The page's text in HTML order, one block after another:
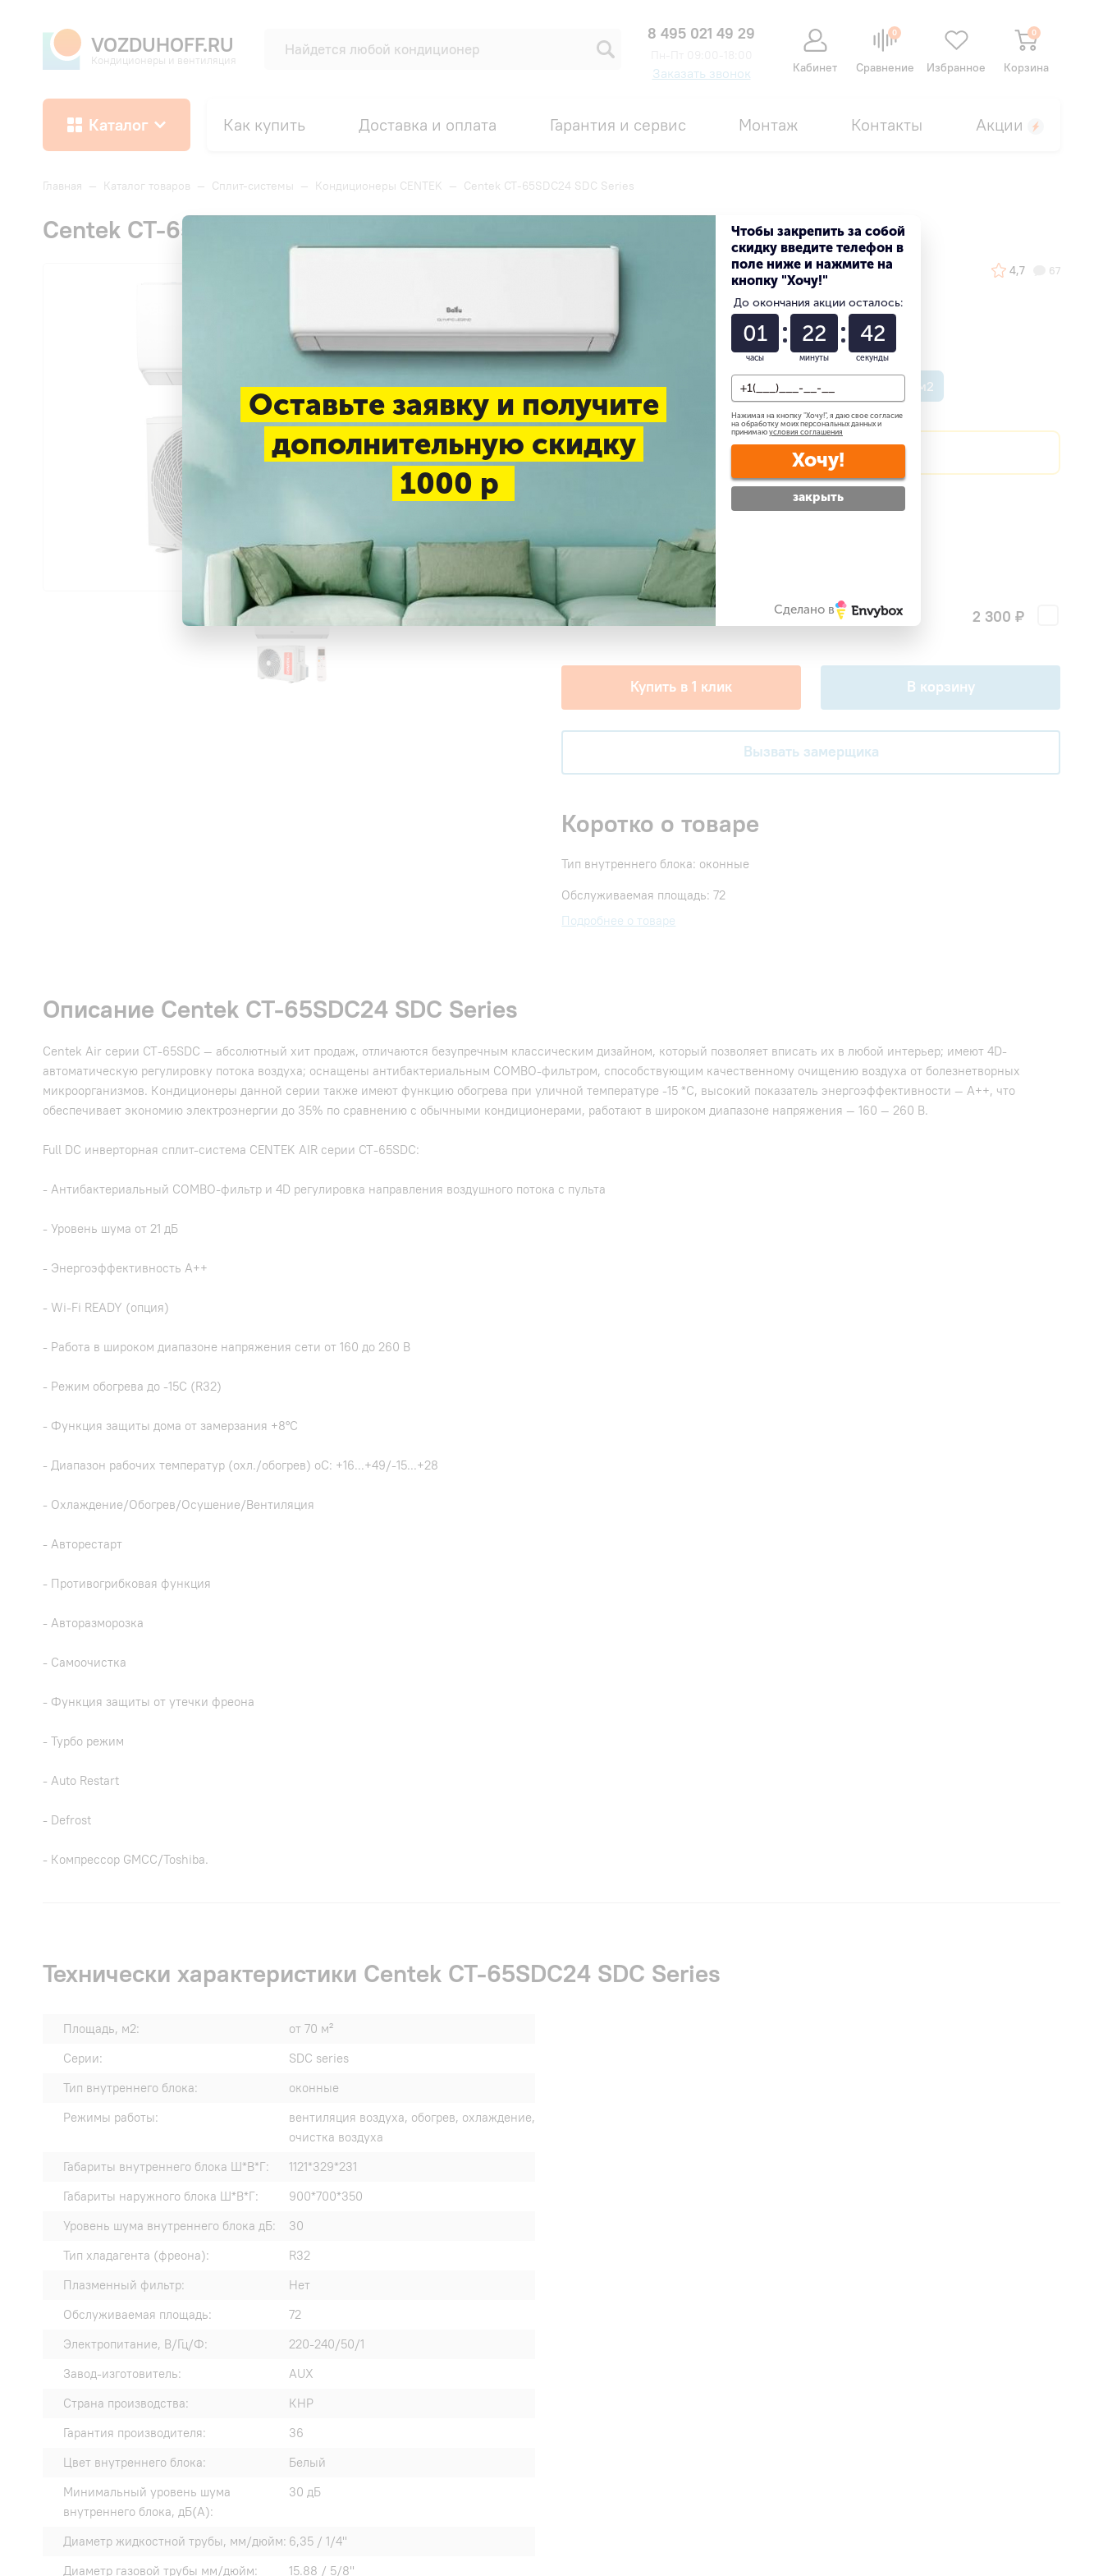
VOZDUHOFF.RU
Кондиционеры и вентиляция
8 495 021 49 29
Заказать звонок Кабинет
0
Сравнение Избранное
0
Корзина
Каталог Как купить Доставка и оплата Гарантия и сервис Монтаж Контакты Акции
Главная — Каталог товаров — Сплит-системы — Кондиционеры CENTEK — Centek CT-65SDC24 SDC Series
Centek CT-65SDC24 SDC Series
4,7 67
В наличии на складе
До 21 м2 До 27 м2 До 36 м2 До 54 м2 До 72 м2
Нашли дешевле? Сделаем скидку!
Самовывоз в будние дни —
Дополнительные услуги
+ PROFcool VS-2G55 виброопоры для наружного блока 2 300 ₽
Купить в 1 клик В корзину
Вызвать замерщика
Коротко о товаре
Тип внутреннего блока: оконные
Обслуживаемая площадь: 72
Подробнее о товаре
Описание Centek CT-65SDC24 SDC Series
Centek Air серии CT-65SDC — абсолютный хит продаж, отличаются безупречным классическим дизайном, который позволяет вписать их в любой интерьер; имеют 4D-
автоматическую регулировку потока воздуха; оснащены антибактериальным COMBO-фильтром, способствующим качественному очищению воздуха от болезнетворных
микроорганизмов. Кондиционеры данной серии также имеют функцию обогрева при уличной температуре -15 *С, высокий показатель энергоэффективности — А++, что
обеспечивает экономию электроэнергии до 35% по сравнению с обычными кондиционерами, работают в широком диапазоне напряжения — 160 — 260 В.
Full DC инверторная сплит-система CENTEK AIR серии СТ-65SDC:
- Антибактериальный COMBO-фильтр и 4D регулировка направления воздушного потока с пульта
- Уровень шума от 21 дБ
- Энергоэффективность А++
- Wi-Fi READY (опция)
- Работа в широком диапазоне напряжения сети от 160 до 260 В
- Режим обогрева до -15С (R32)
- Функция защиты дома от замерзания +8°С
- Диапазон рабочих температур (охл./обогрев) oC: +16...+49/-15...+28
- Охлаждение/Обогрев/Осушение/Вентиляция
- Авторестарт
- Противогрибковая функция
- Авторазморозка
- Самоочистка
- Функция защиты от утечки фреона
- Турбо режим
- Auto Restart
- Defrost
- Компрессор GMCC/Toshiba.
Технически характеристики Centek CT-65SDC24 SDC Series
Площадь, м2:
от 70 м²
Серии:
SDC series
Тип внутреннего блока:
оконные
Режимы работы:
вентиляция воздуха, обогрев, охлаждение,
очистка воздуха
Габариты внутреннего блока Ш*В*Г:
1121*329*231
Габариты наружного блока Ш*В*Г:
900*700*350
Уровень шума внутреннего блока дБ:
30
Тип хладагента (фреона):
R32
Плазменный фильтр:
Нет
Обслуживаемая площадь:
72
Электропитание, В/Гц/Ф:
220-240/50/1
Завод-изготовитель:
AUX
Страна производства:
КНР
Гарантия производителя:
36
Цвет внутреннего блока:
Белый
Минимальный уровень шума
внутреннего блока, дБ(А):
30 дБ
Диаметр жидкостной трубы, мм/дюйм: 6,35 / 1/4"
Диаметр газовой трубы мм/дюйм:
15.88 / 5/8"
Оставьте заявку и получите
дополнительную скидку
1000 р
Чтобы закрепить за собой
скидку введите телефон в
поле ниже и нажмите на
кнопку "Хочу!"
До окончания акции осталось:
01
часы
22
минуты
42
секунды
Нажимая на кнопку "Хочу!", я даю свое согласие
на обработку моих персональных данных и
принимаю условия соглашения
Хочу!
закрыть
Сделано в